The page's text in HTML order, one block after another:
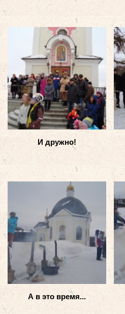
И дружно!
А в это время...